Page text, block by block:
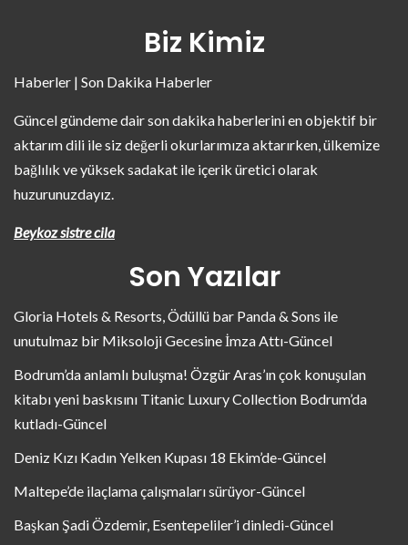
Biz Kimiz
Haberler | Son Dakika Haberler
Güncel gündeme dair son dakika haberlerini en objektif bir
aktarım dili ile siz değerli okurlarımıza aktarırken, ülkemize
bağlılık ve yüksek sadakat ile içerik üretici olarak
huzurunuzdayız.
Beykoz sistre cila
Son Yazılar
Gloria Hotels & Resorts, Ödüllü bar Panda & Sons ile
unutulmaz bir Miksoloji Gecesine İmza Attı-Güncel
Bodrum’da anlamlı buluşma! Özgür Aras’ın çok konuşulan
kitabı yeni baskısını Titanic Luxury Collection Bodrum’da
kutladı-Güncel
Deniz Kızı Kadın Yelken Kupası 18 Ekim’de-Güncel
Maltepe’de ilaçlama çalışmaları sürüyor-Güncel
Başkan Şadi Özdemir, Esentepeliler’i dinledi-Güncel